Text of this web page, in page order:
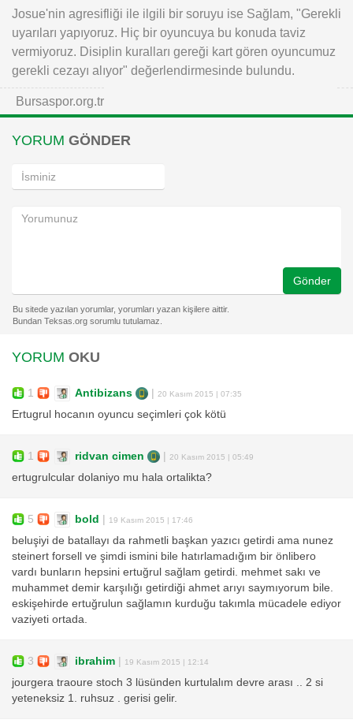
Josue'nin agresifliği ile ilgili bir soruyu ise Sağlam, "Gerekli
uyarıları yapıyoruz. Hiç bir oyuncuya bu konuda taviz
vermiyoruz. Disiplin kuralları gereği kart gören oyuncumuz
gerekli cezayı alıyor" değerlendirmesinde bulundu.
Bursaspor.org.tr
YORUM GÖNDER
Gönder
YORUM OKU
1 Antibizans 20 Kasım 2015 | 07:35
Ertugrul hocanın oyuncu seçimleri çok kötü
1 ridvan cimen 20 Kasım 2015 | 05:49
ertugrulcular dolaniyo mu hala ortalikta?
5 bold 19 Kasım 2015 | 17:46
beluşiyi de batallayı da rahmetli başkan yazıcı getirdi ama nunez
steinert forsell ve şimdi ismini bile hatırlamadığım bir önlibero
vardı bunların hepsini ertuğrul sağlam getirdi. mehmet sakı ve
muhammet demir karşılığı getirdiği ahmet arıyı saymıyorum bile.
eskişehirde ertuğrulun sağlamın kurduğu takımla mücadele ediyor
vaziyeti ortada.
3 ibrahim 19 Kasım 2015 | 12:14
jourgera traoure stoch 3 lüsünden kurtulalım devre arası .. 2 si
yeteneksiz 1. ruhsuz . gerisi gelir.